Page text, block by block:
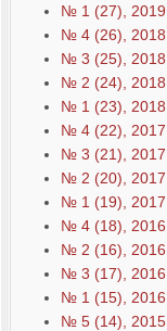
№ 1 (27), 2019
№ 4 (26), 2018
№ 3 (25), 2018
№ 2 (24), 2018
№ 1 (23), 2018
№ 4 (22), 2017
№ 3 (21), 2017
№ 2 (20), 2017
№ 1 (19), 2017
№ 4 (18), 2016
№ 2 (16), 2016
№ 3 (17), 2016
№ 1 (15), 2016
№ 5 (14), 2015